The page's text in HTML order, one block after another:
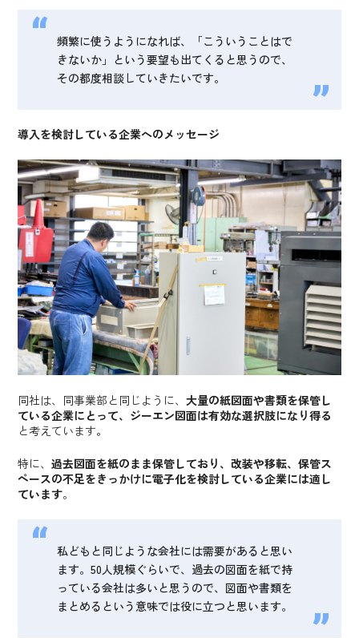
頻繁に使うようになれば、「こういうことはで
きないか」という要望も出てくると思うので、
その都度相談していきたいです。
導入を検討している企業へのメッセージ
同社は、同事業部と同じように、大量の紙図面や書類を保管し
ている企業にとって、ジーエン図面は有効な選択肢になり得る
と考えています。
特に、過去図面を紙のまま保管しており、改装や移転、保管ス
ペースの不足をきっかけに電子化を検討している企業には適し
ています。
私どもと同じような会社には需要があると思い
ます。50人規模ぐらいで、過去の図面を紙で持
っている会社は多いと思うので、図面や書類を
まとめるという意味では役に立つと思います。